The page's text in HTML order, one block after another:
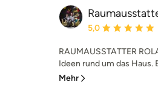
Durchschnittliche
5,0
RAUMAUSSTATTER
Ideen rund um das Haus.
Mehr